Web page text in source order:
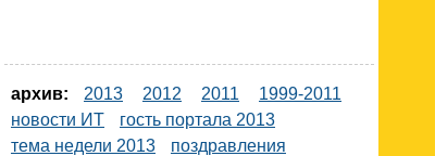
архив: 2013 2012 2011
1999-2011
новости ИТ
гость портала 2013
тема недели 2013
поздравления